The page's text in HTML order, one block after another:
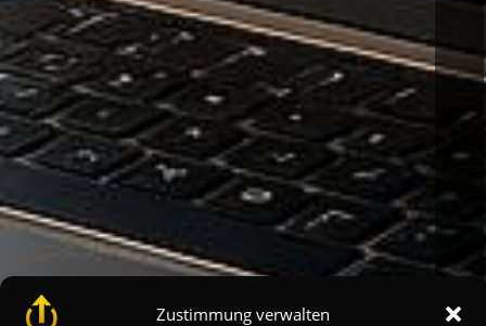
Zustimmung verwalten